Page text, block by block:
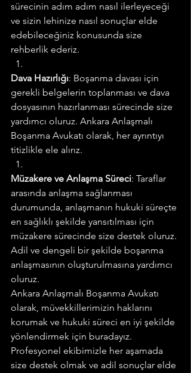
sürecinin adım adım nasıl ilerleyeceği
ve sizin lehinize nasıl sonuçlar elde
edebileceğiniz konusunda size
rehberlik ederiz.
Dava Hazırlığı: Boşanma davası için
gerekli belgelerin toplanması ve dava
dosyasının hazırlanması sürecinde size
yardımcı oluruz. Ankara Anlaşmalı
Boşanma Avukatı olarak, her ayrıntıyı
titizlikle ele alırız.
Müzakere ve Anlaşma Süreci: Taraflar
arasında anlaşma sağlanması
durumunda, anlaşmanın hukuki süreçte
en sağlıklı şekilde yansıtılması için
müzakere sürecinde size destek oluruz.
Adil ve dengeli bir şekilde boşanma
anlaşmasının oluşturulmasına yardımcı
oluruz.
Ankara Anlaşmalı Boşanma Avukatı
olarak, müvekkillerimizin haklarını
korumak ve hukuki süreci en iyi şekilde
yönlendirmek için buradayız.
Profesyonel ekibimizle her aşamada
size destek olmak ve adil sonuçlar elde